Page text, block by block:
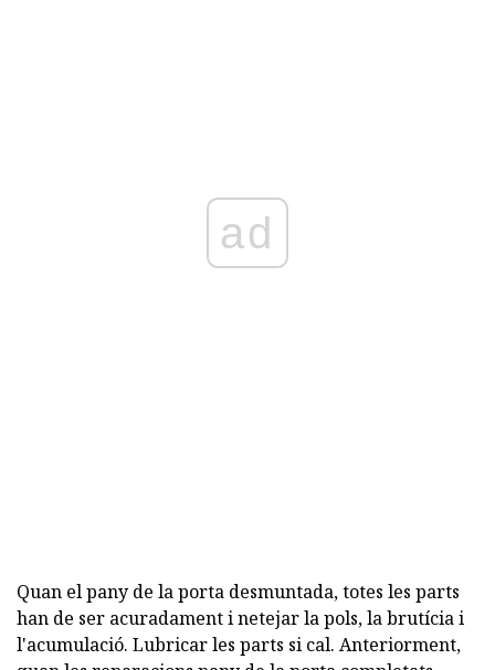
ad
Quan el pany de la porta desmuntada, totes les parts
han de ser acuradament i netejar la pols, la brutícia i
l'acumulació. Lubricar les parts si cal. Anteriorment,